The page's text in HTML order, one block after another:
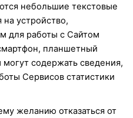
небольшие текстовые
устройство,
для работы с Сайтом
планшетный
содержать сведения,
Сервисов статистики
желанию отказаться от